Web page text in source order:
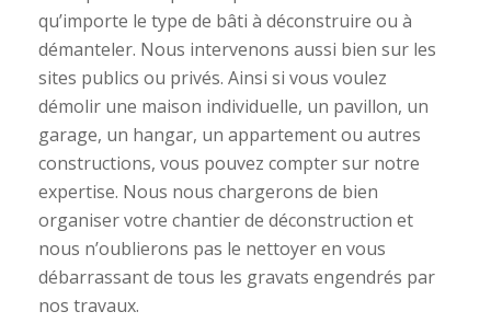
qu’importe le type de bâti à déconstruire ou à
démanteler. Nous intervenons aussi bien sur les
sites publics ou privés. Ainsi si vous voulez
démolir une maison individuelle, un pavillon, un
garage, un hangar, un appartement ou autres
constructions, vous pouvez compter sur notre
expertise. Nous nous chargerons de bien
organiser votre chantier de déconstruction et
nous n’oublierons pas le nettoyer en vous
débarrassant de tous les gravats engendrés par
nos travaux.